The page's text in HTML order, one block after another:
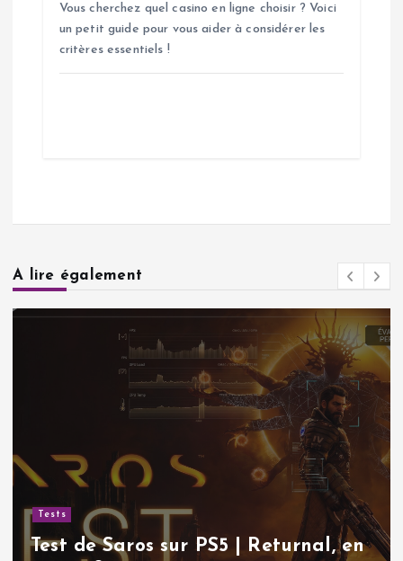
Vous cherchez quel casino en ligne choisir ? Voici
un petit guide pour vous aider à considérer les
critères essentiels !
A lire également
Sudoku gratuit | Pourquoi ce
classique indémodable continue